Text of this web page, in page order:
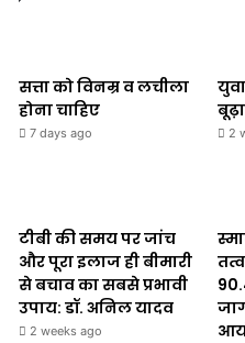
सत्ता को विनम्र व लचीला
होना चाहिए
7 days ago 2
टीबी की समय पर जांच
और पूरा इलाज ही बीमारी
से बचाव का सबसे प्रभावी
उपाय: डॉ. अनिल यादव
2 weeks ago